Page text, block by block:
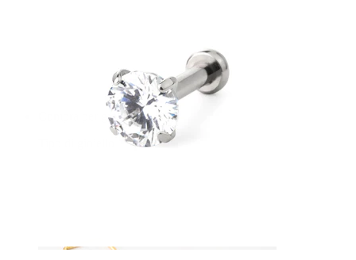
Compra per gioiello